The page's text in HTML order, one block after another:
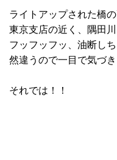
ライトアップされた橋
東京支店の近く、隅田
フッフッフッ、油断し
然違うので一目で気づ
それでは！！